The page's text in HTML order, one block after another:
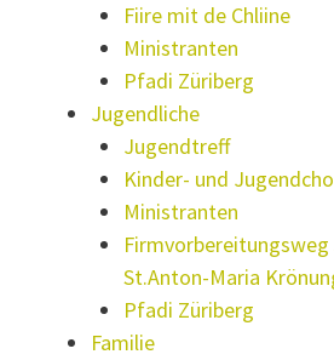
Fiire mit de Chliine
Ministranten
Pfadi Züriberg
Jugendliche
Jugendtreff
Kinder- und
Ministranten
St.Anton-Maria
Pfadi Züriberg
Familie